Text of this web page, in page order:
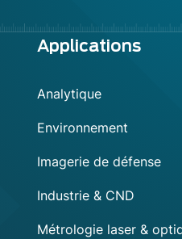
Applications
Analytique
Environnement
Imagerie de défense
Industrie & CND
Métrologie laser &